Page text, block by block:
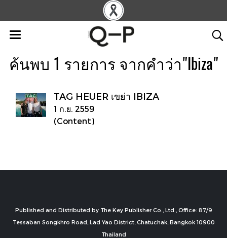
ค้นพบ 1 รายการ จากคำว่า"Ibiza"
TAG HEUER เขย่า IBIZA
1 ก.ย. 2559
(Content)
Published and Distributed by The Key Publisher Co., Ltd., Office: 87/9
Tessaban Songkhro Road, Lad Yao District, Chatuchak, Bangkok 10900
Thailand